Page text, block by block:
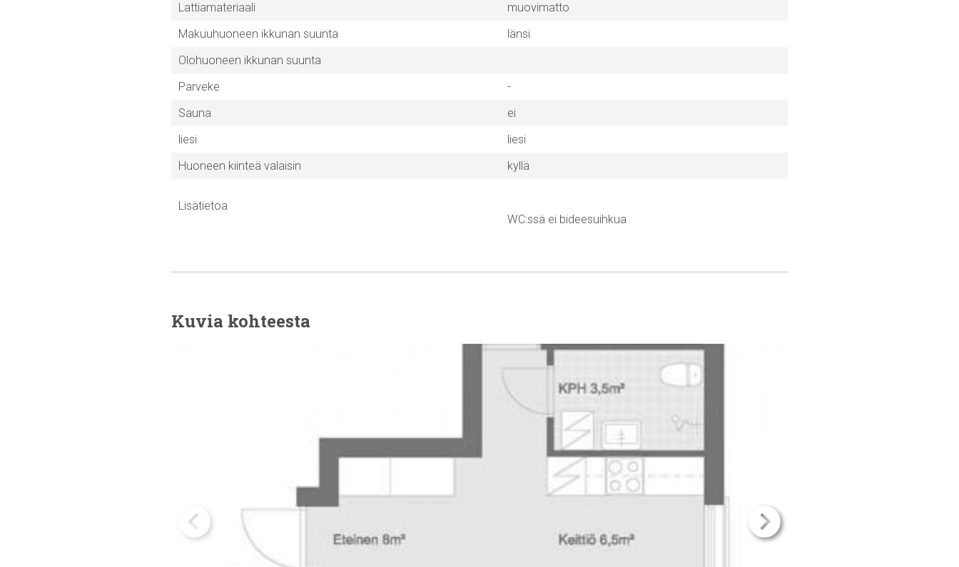
Lattiamateriaali
muovimatto
Makuuhuoneen ikkunan suunta
länsi
Olohuoneen ikkunan suunta
Parveke
-
Sauna
ei
liesi
liesi
Huoneen kiinteä valaisin
kyllä
Lisätietoa
WC:ssä ei bideesuihkua
Kuvia kohteesta